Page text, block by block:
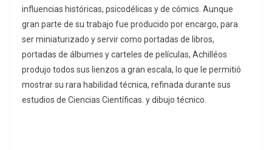
influencias históricas, psicodélicas y de cómics. Aunque
gran parte de su trabajo fue producido por encargo, para
ser miniaturizado y servir como portadas de libros,
portadas de álbumes y carteles de películas, Achilléos
produjo todos sus lienzos a gran escala, lo que le permitió
mostrar su rara habilidad técnica, refinada durante sus
estudios de Ciencias Científicas. y dibujo técnico.